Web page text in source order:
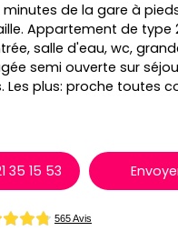
5 minutes de la gare à
Appartement de type
salle d'eau, wc,
semi ouverte sur
Les plus: proche toutes
35 15 53